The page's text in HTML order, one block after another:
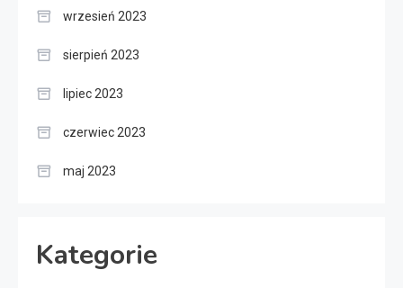
wrzesień 2023
sierpień 2023
lipiec 2023
czerwiec 2023
maj 2023
Kategorie